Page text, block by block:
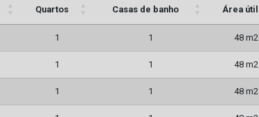
Quartos Casas de banho Área útil
1 1 48 m2
1 1 48 m2
1 1 48 m2